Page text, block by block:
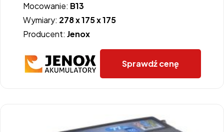
Mocowanie: B13
Wymiary: 278 x 175 x 175
Producent: Jenox
Sprawdź cenę